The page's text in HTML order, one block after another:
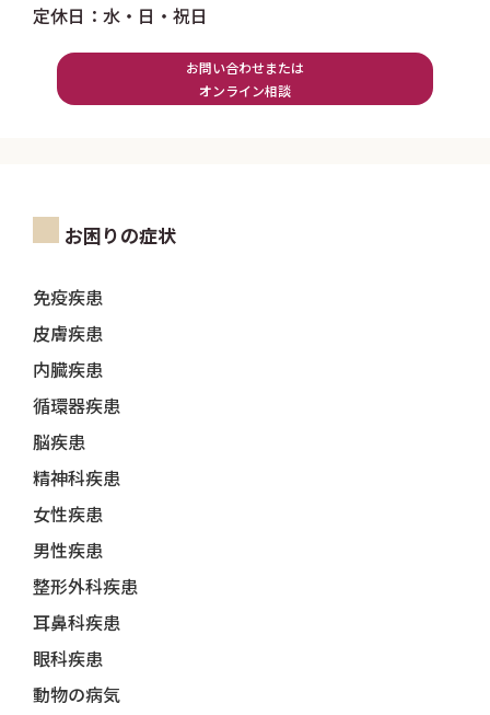
定休日：水・日・祝日
お問い合わせまたは
オンライン相談
お困りの症状
免疫疾患
皮膚疾患
内臓疾患
循環器疾患
脳疾患
精神科疾患
女性疾患
男性疾患
整形外科疾患
耳鼻科疾患
眼科疾患
動物の病気